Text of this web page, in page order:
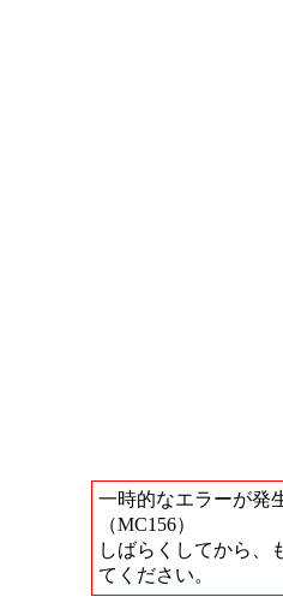
一時的なエラーが発
（MC156）
しばらくしてから、
てください。